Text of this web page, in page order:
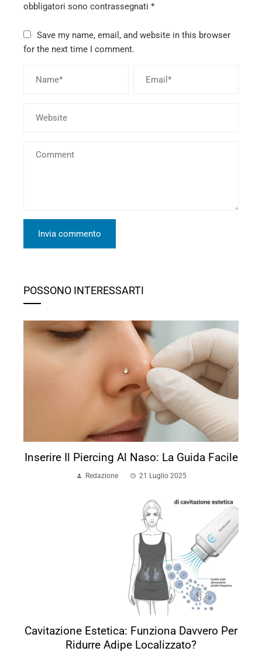
obbligatori sono contrassegnati *
Save my name, email, and website in this browser
for the next time I comment.
POSSONO INTERESSARTI
Inserire Il Piercing Al Naso: La Guida Facile
Redazione 21 Luglio 2025
Cavitazione Estetica: Funziona Davvero Per
Ridurre Adipe Localizzato?